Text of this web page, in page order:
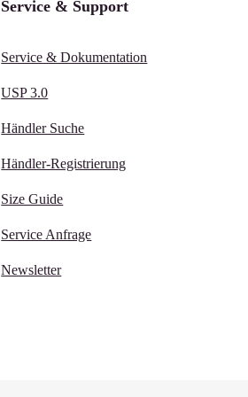
Service & Support
Service & Dokumentation
USP 3.0
Händler Suche
Händler-Registrierung
Size Guide
Service Anfrage
Newsletter